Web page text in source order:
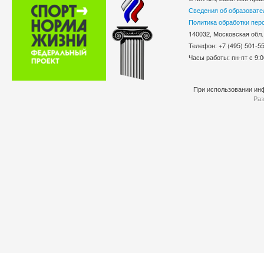
Сведения об
Политика обработки
140032, Московская
Телефон: +7 (495)
Часы работы: пн-пт с
При использовании